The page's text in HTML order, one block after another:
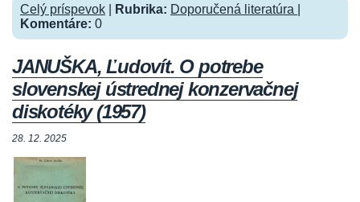
Celý príspevok Rubrika: Doporučená literatúra
Komentáre: 0
JANUŠKA, Ľudovít. O potrebe
slovenskej ústrednej konzervačnej
diskotéky (1957)
28. 12. 2025